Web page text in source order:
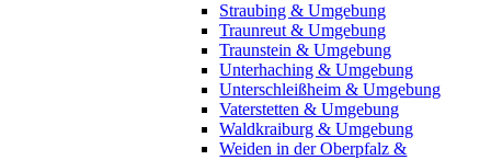
Straubing & Umgebung
Traunreut & Umgebung
Traunstein & Umgebung
Unterhaching & Umgebung
Unterschleißheim & Umgebung
Vaterstetten & Umgebung
Waldkraiburg & Umgebung
Weiden in der Oberpfalz &